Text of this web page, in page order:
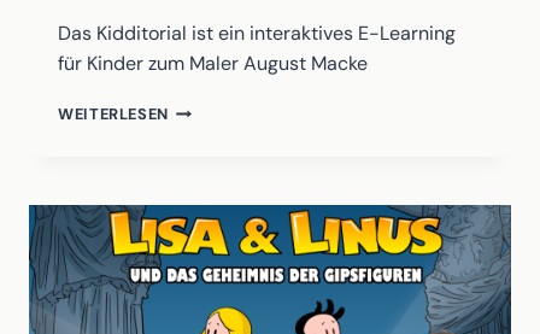
Das Kidditorial ist ein interaktives E-Learning
für Kinder zum Maler August Macke
WEITERLESEN KIDDITORIAL.